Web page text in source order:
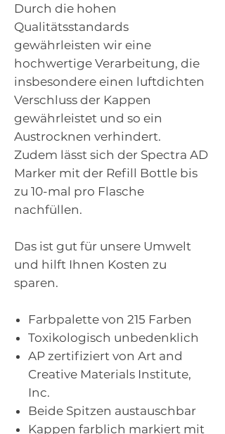
Durch die hohen
Qualitätsstandards
gewährleisten wir eine
hochwertige Verarbeitung, die
insbesondere einen luftdichten
Verschluss der Kappen
gewährleistet und so ein
Austrocknen verhindert.
Zudem lässt sich der Spectra AD
Marker mit der Refill Bottle bis
zu 10-mal pro Flasche
nachfüllen.
Das ist gut für unsere Umwelt
und hilft Ihnen Kosten zu
sparen.
Farbpalette von 215 Farben
Toxikologisch unbedenklich
AP zertifiziert von Art and
Creative Materials Institute,
Inc.
Beide Spitzen austauschbar
Kappen farblich markiert mit